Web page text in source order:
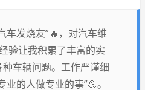
车发烧友”🔥，对汽车维
验让我积累了丰富的实
车辆问题。工作严谨细
的人做专业的事”💪。